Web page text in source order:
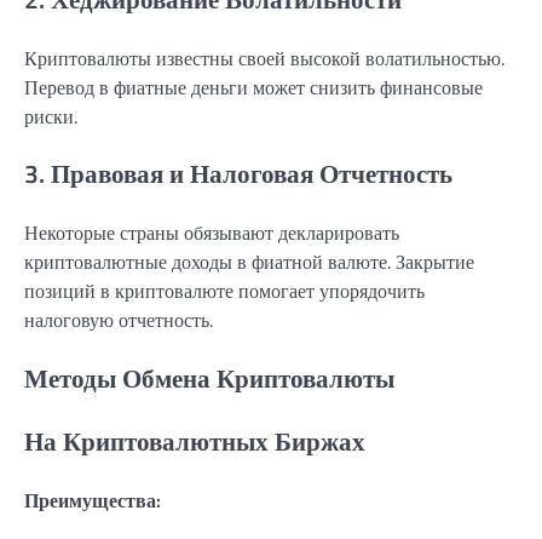
Криптовалюты известны своей высокой волатильностью.
Перевод в фиатные деньги может снизить финансовые
риски.
3. Правовая и Налоговая Отчетность
Некоторые страны обязывают декларировать
криптовалютные доходы в фиатной валюте. Закрытие
позиций в криптовалюте помогает упорядочить
налоговую отчетность.
Методы Обмена Криптовалюты
На Криптовалютных Биржах
Преимущества: